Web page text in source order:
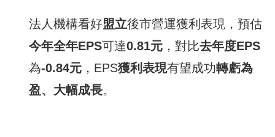
法人機構看好盟立後市營運獲利表現，預估
今年全年EPS可達0.81元 ，對比去年度EPS
為-0.84元 ，EPS獲利表現有望成功轉虧為
盈、 大幅成長。